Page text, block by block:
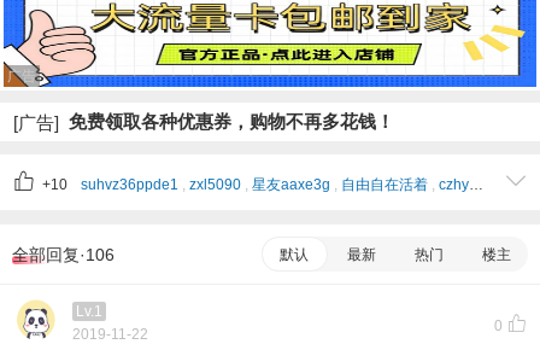
广告
[广告] 免费领取各种优惠券，购物不再多花钱！
+10 suhvz36ppde1 , zxl5090 , 星友aaxe3g , 自由自在活着 , czhymqc 星
全部回复·106 默认 最新 热门 楼主
0
Lv.1
2019-11-22